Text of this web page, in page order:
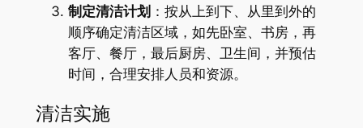
制定清洁计划 ：按从上到下、从里到外的
顺序确定清洁区域，如先卧室、书房，再
客厅、餐厅，最后厨房、卫生间，并预估
时间，合理安排人员和资源。
清洁实施